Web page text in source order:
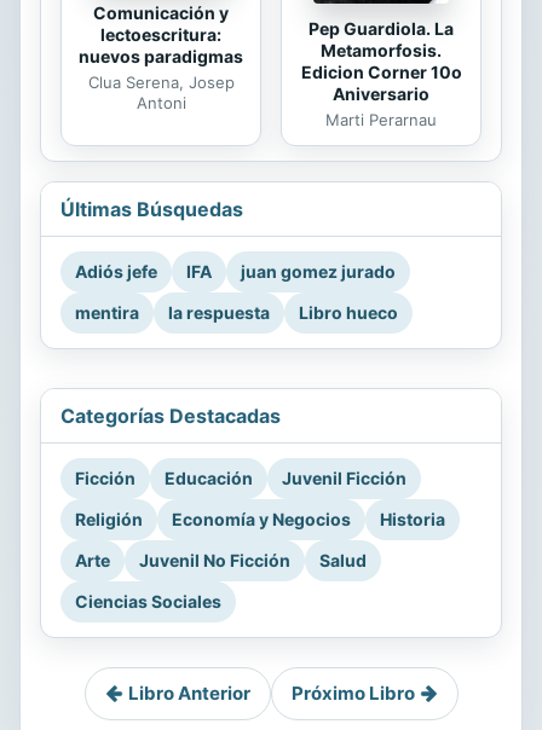
Comunicación y
lectoescritura:
nuevos paradigmas
Clua Serena, Josep
Antoni
Pep Guardiola. La
Metamorfosis.
Edicion Corner 10o
Aniversario
Marti Perarnau
Últimas Búsquedas
Adiós jefe IFA
juan gomez jurado
mentira
la respuesta Libro hueco
Categorías Destacadas
Ficción Educación
Juvenil Ficción
Religión
Economía y Negocios
Historia
Arte
Juvenil No Ficción
Salud
Ciencias Sociales
Libro Anterior Próximo Libro